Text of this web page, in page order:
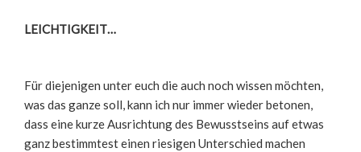
LEICHTIGKEIT…
Für diejenigen unter euch die auch noch wissen möchten,
was das ganze soll, kann ich nur immer wieder betonen,
dass eine kurze Ausrichtung des Bewusstseins auf etwas
ganz bestimmtest einen riesigen Unterschied machen